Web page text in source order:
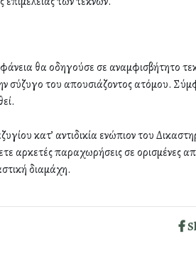
θα οδηγούσε σε αναμφισβήτητο
σύζυγο του απουσιάζοντος ατόμου.
κατ’ αντιδικία ενώπιον του
αρκετές παραχωρήσεις σε ορισμένες
διαμάχη.